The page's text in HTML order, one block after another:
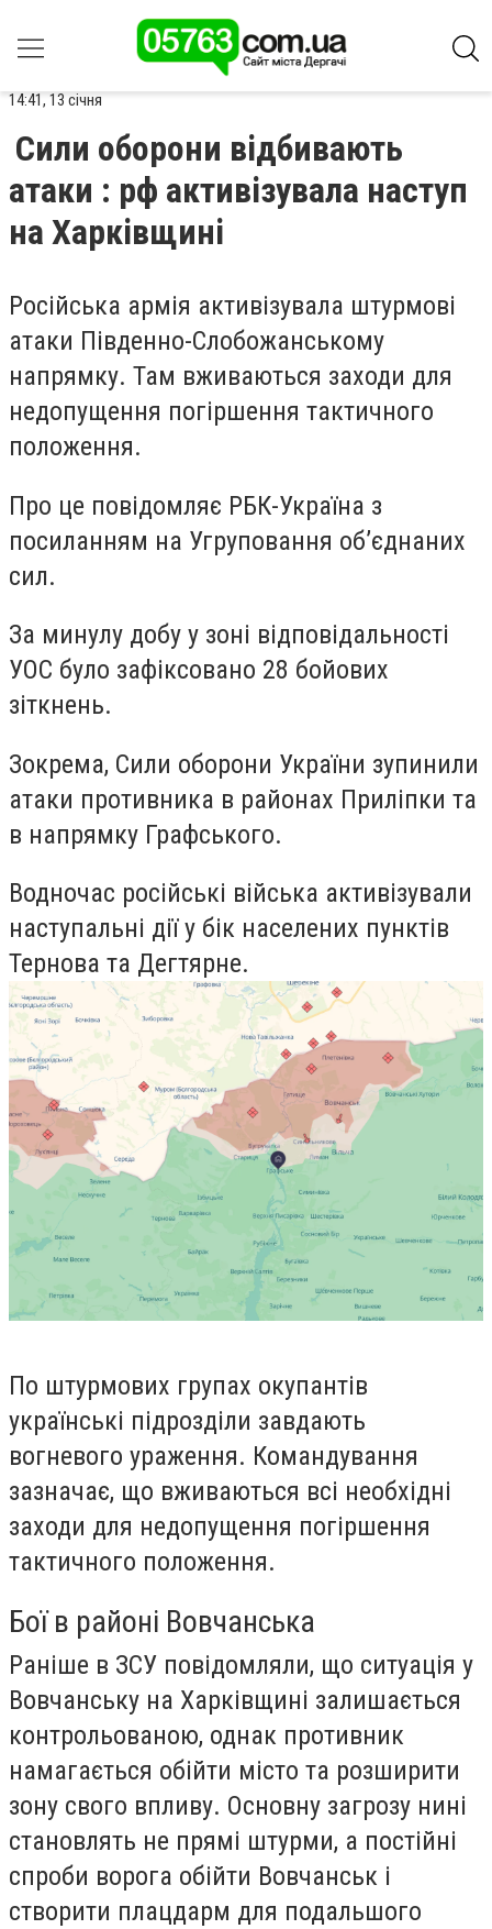
14:41, 13 січня
Сили оборони відбивають
атаки : рф активізувала наступ
на Харківщині
Російська армія активізувала штурмові
атаки Південно-Слобожанському
напрямку. Там вживаються заходи для
недопущення погіршення тактичного
положення.
Про це повідомляє РБК-Україна з
посиланням на Угруповання об’єднаних
сил.
За минулу добу у зоні відповідальності
УОС було зафіксовано 28 бойових
зіткнень.
Зокрема, Сили оборони України зупинили
атаки противника в районах Приліпки та
в напрямку Графського.
Водночас російські війська активізували
наступальні дії у бік населених пунктів
Тернова та Дегтярне.
По штурмових групах окупантів
українські підрозділи завдають
вогневого ураження. Командування
зазначає, що вживаються всі необхідні
заходи для недопущення погіршення
тактичного положення.
Бої в районі Вовчанська
Раніше в ЗСУ повідомляли, що ситуація у
Вовчанську на Харківщині залишається
контрольованою, однак противник
намагається обійти місто та розширити
зону свого впливу. Основну загрозу нині
становлять не прямі штурми, а постійні
спроби ворога обійти Вовчанськ і
створити плацдарм для подальшого